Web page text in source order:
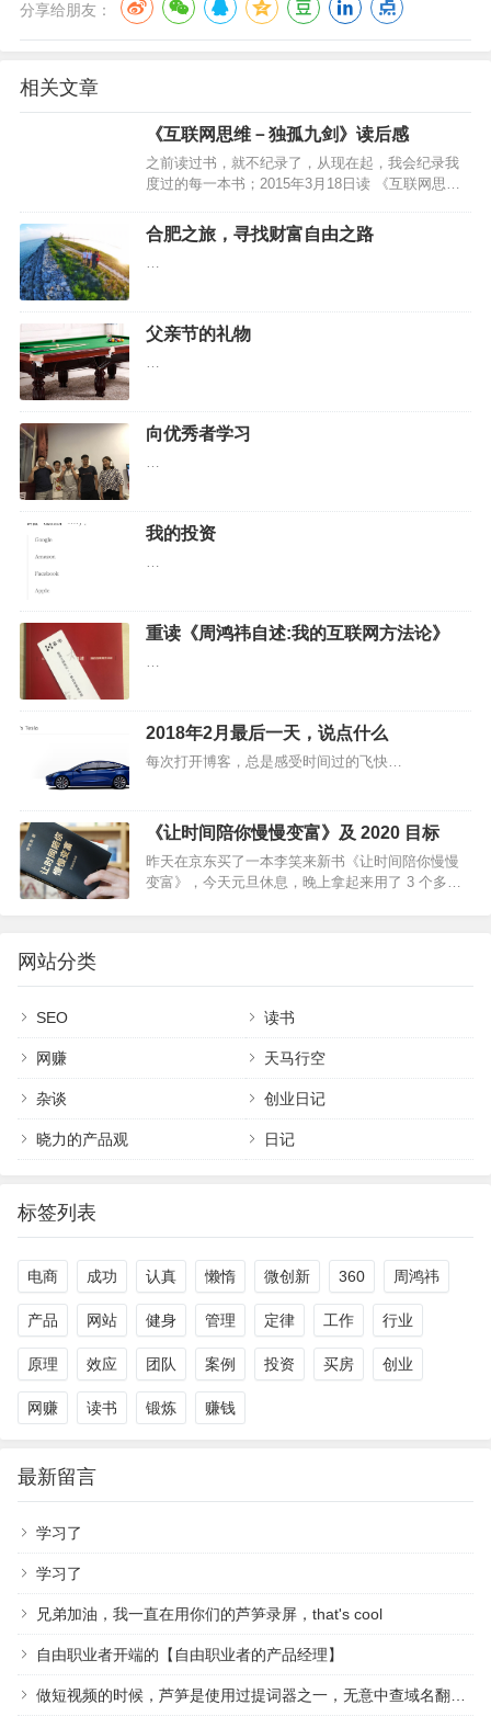
分享给朋友：
相关文章
《互联网思维－独孤九剑》读后感
之前读过书，就不纪录了，从现在起，我会纪录我
度过的每一本书；2015年3月18日读 《互联网思维
谓的思维我们做互联网的都知道，但这本书还是很
值…
​合肥之旅，寻找财富自由之路
…
父亲节的礼物
…
向优秀者学习
…
我的投资
…
重读《周鸿祎自述:我的互联网方法论》
…
2018年2月最后一天，说点什么
每次打开博客，总是感受时间过的飞快…
《让时间陪你慢慢变富》及 2020 目标
昨天在京东买了一本李笑来新书《让时间陪你慢慢
变富》，今天元旦休息，晚上拿起来用了 3 个多小
网站分类
SEO 读书
网赚 天马行空
杂谈 创业日记
晓力的产品观 日记
标签列表
电商 成功 认真 懒惰 微创新 360 周鸿祎
产品 网站 健身 管理 定律 工作 行业
原理 效应 团队 案例 投资 买房 创业
网赚 读书 锻炼 赚钱
最新留言
学习了
学习了
兄弟加油，我一直在用你们的芦笋录屏，that's cool
自由职业者开端的【自由职业者的产品经理】
做短视频的时候，芦笋是使用过提词器之一，无意中查域名翻到作者，祝越来越好